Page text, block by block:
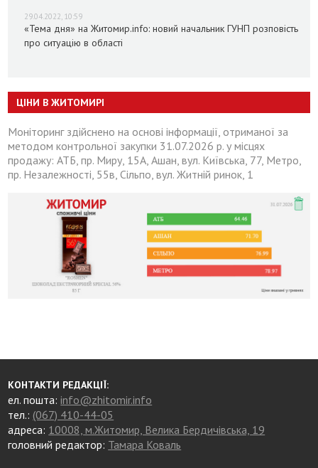
29.04.2022, 10:59
«Тема дня» на Житомир.info: новий начальник ГУНП розповість
про ситуацію в області
ЦІНИ В ЖИТОМИРІ
Моніторинг здійснено на основі інформації, отриманої за
методом контрольної закупки 31.07.2026 р. у місцях
продажу: АТБ, пр. Миру, 15А, Ашан, вул. Київська, 77, Метро,
пр. Незалежності, 55в, Сільпо, вул. Житній ринок, 1
КОНТАКТИ РЕДАКЦІЇ:
ел. пошта:info@zhitomir.info
тел.: (067) 410-44-05
адреса: 10008, м.Житомир, Велика Бердичівська, 19
головний редактор: Тамара Коваль